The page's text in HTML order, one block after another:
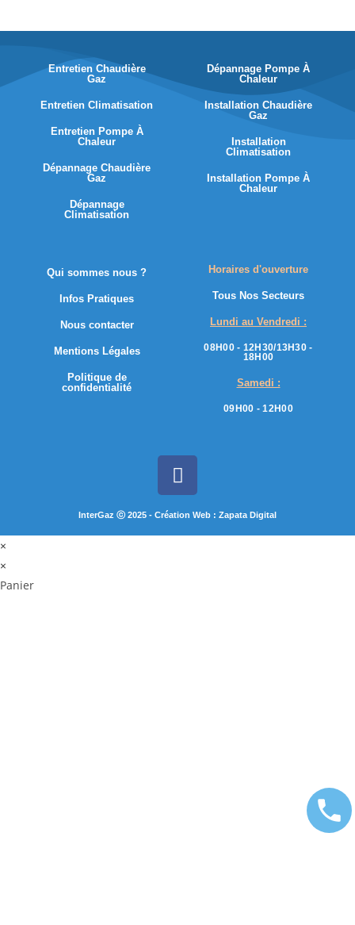
Entretien Chaudière
Gaz
Entretien Climatisation
Entretien Pompe À
Chaleur
Dépannage Chaudière
Gaz
Dépannage
Climatisation
Dépannage Pompe À
Chaleur
Installation Chaudière
Gaz
Installation
Climatisation
Installation Pompe À
Chaleur
Qui sommes nous ?
Infos Pratiques
Nous contacter
Mentions Légales
Politique de
confidentialité
Horaires d'ouverture
Tous Nos Secteurs
Lundi au Vendredi :
08H00 - 12H30/13H30 -
18H00
Samedi :
09H00 - 12H00
InterGaz ⓒ 2025 - Création Web : Zapata Digital
×
×
Panier